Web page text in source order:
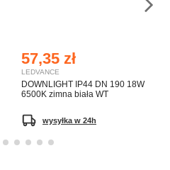
57,35 zł
LEDVANCE
DOWNLIGHT IP44 DN 190 18W
6500K zimna biała WT
wysyłka w 24h